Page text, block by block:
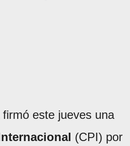
firmó este jueves una
(CPI) por